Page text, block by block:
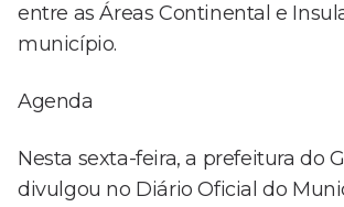
entre as Áreas Continental e
município.
Agenda
Nesta sexta-feira, a prefeitura do
divulgou no Diário Oficial do